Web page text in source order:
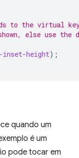
to the virtual
else use the
-inset-height);
quando um
é um
pode tocar em